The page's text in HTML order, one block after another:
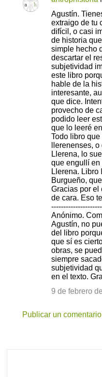
Agustín.
extraigo de tu
difícil, o casi
de historia
simple hecho
descartar el
subjetividad
este libro
hable de la
interesante,
que dice.
provecho de
podido leer
que lo leeré
Todo libro
llerenenses,
Llerena, lo
que engullí en
Llerena. Libro
Burgueño,
Gracias por el
de cara. Eso
Anónimo.
Agustín, no
del libro
que sí es
obras, se
siempre
subjetividad
en el texto.
9 de febrero
Publicar un comentario